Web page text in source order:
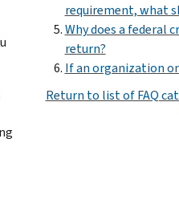
requirement, what
Why does a federal
return?
If an organization
Return to list of FAQ